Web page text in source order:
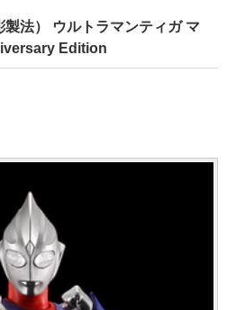
法） ウルトラマンティガ マ
Edition